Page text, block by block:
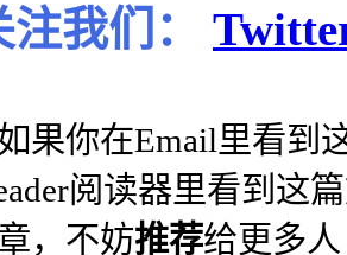
注我们：
果你在Email里看到
阅读器里看到这
，不妨推荐给更多